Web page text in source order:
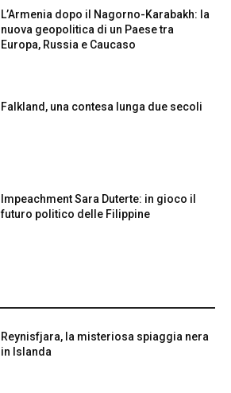
L’Armenia dopo il Nagorno-Karabakh: la
nuova geopolitica di un Paese tra
Europa, Russia e Caucaso
Falkland, una contesa lunga due secoli
Impeachment Sara Duterte: in gioco il
futuro politico delle Filippine
Reynisfjara, la misteriosa spiaggia nera
in Islanda